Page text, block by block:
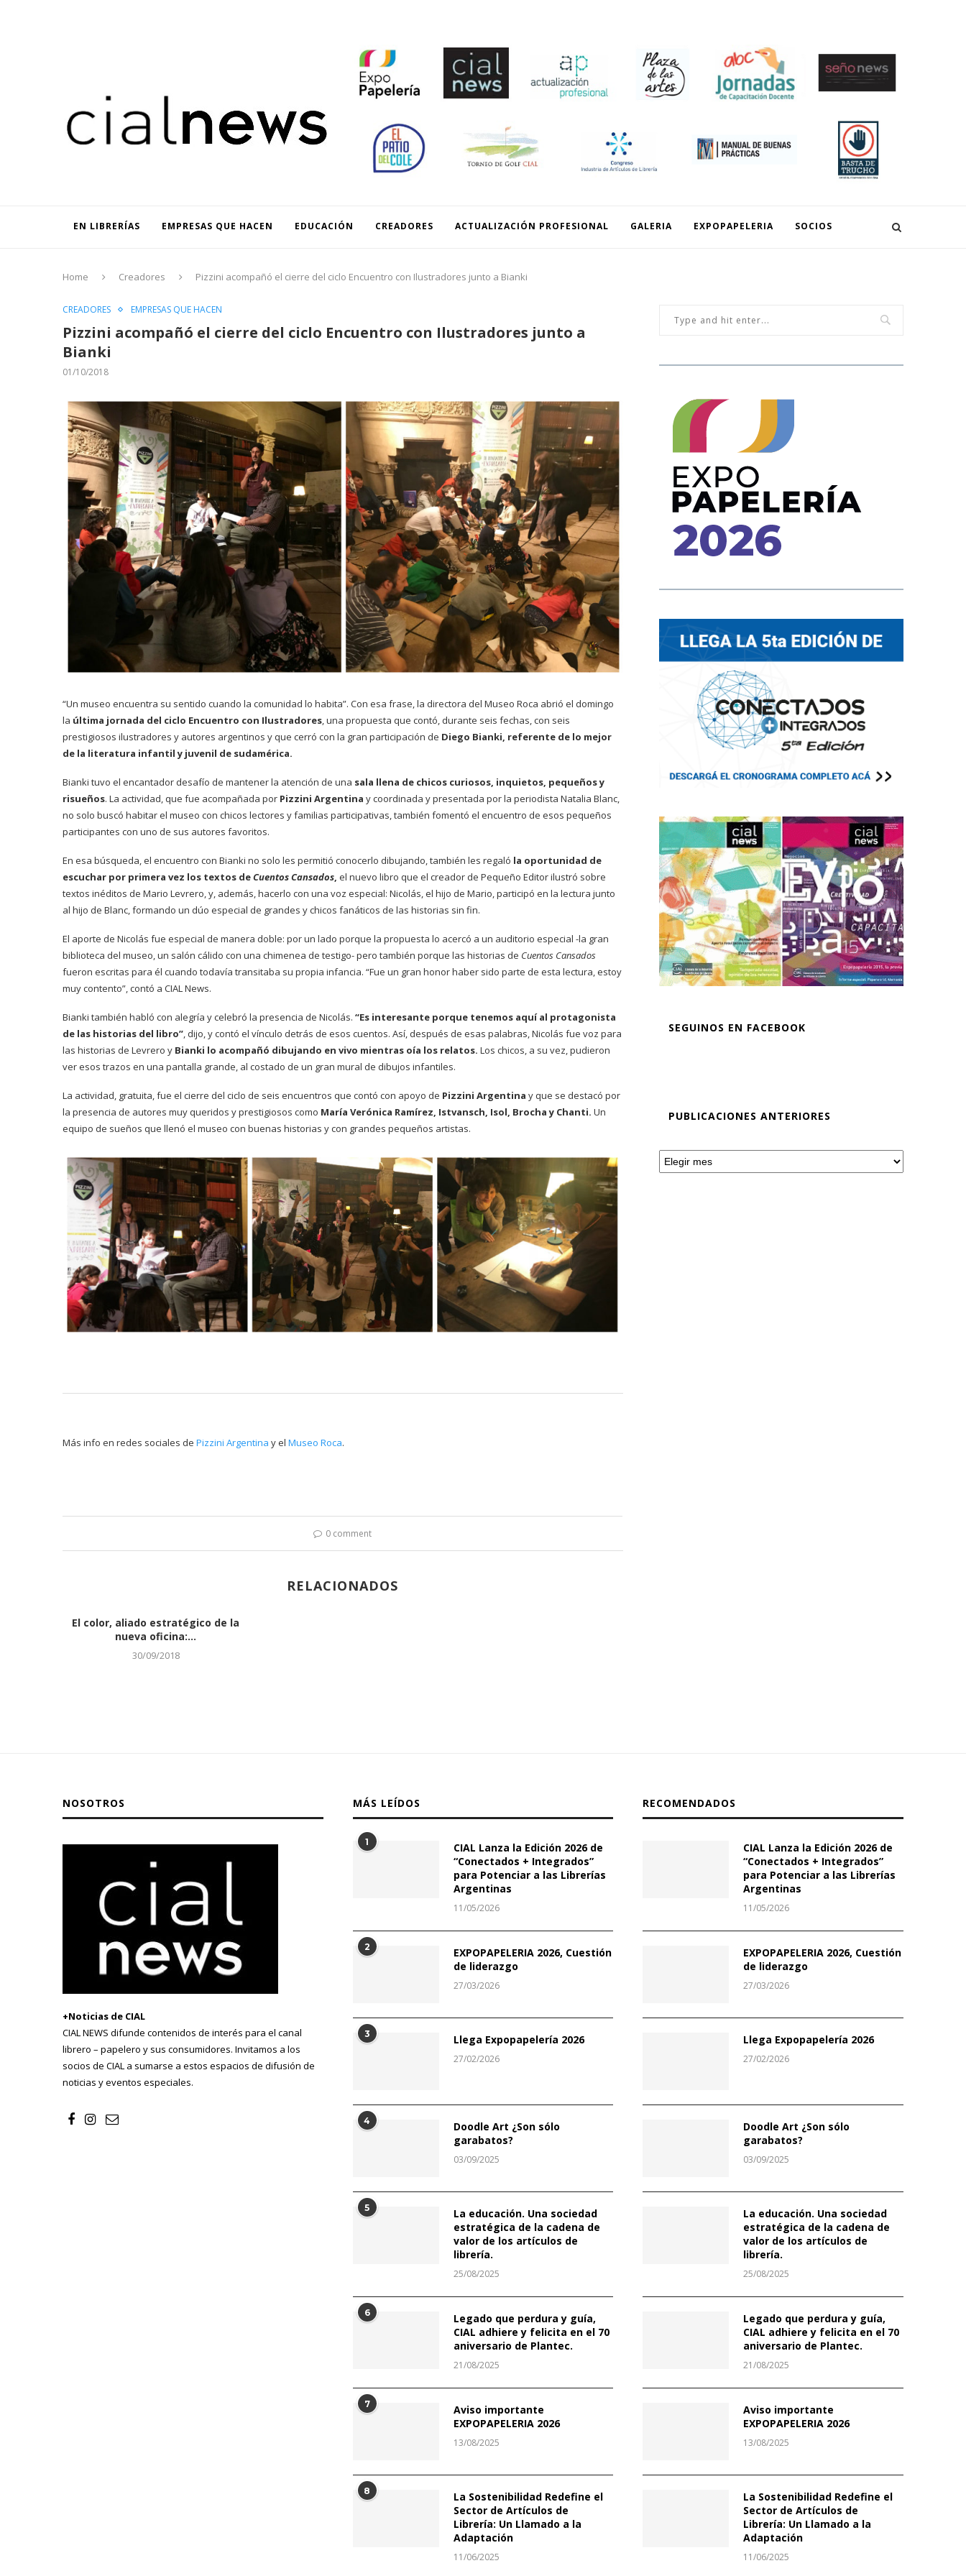
EN LIBRERÍAS EMPRESAS QUE HACEN EDUCACIÓN CREADORES ACTUALIZACIÓN PROFESIONAL GALERIA EXPOPAPELERIA SOCIOS
Home Creadores Pizzini acompañó el cierre del ciclo Encuentro con Ilustradores junto a Bianki
CREADORES EMPRESAS QUE HACEN
Pizzini acompañó el cierre del ciclo Encuentro con Ilustradores junto a
Bianki
01/10/2018
“Un museo encuentra su sentido cuando la comunidad lo habita”. Con esa frase, la directora del Museo Roca abrió el domingo
la última jornada del ciclo Encuentro con Ilustradores, una propuesta que contó, durante seis fechas, con seis
prestigiosos ilustradores y autores argentinos y que cerró con la gran participación de Diego Bianki, referente de lo mejor
de la literatura infantil y juvenil de sudamérica.
Bianki tuvo el encantador desafío de mantener la atención de una sala llena de chicos curiosos, inquietos, pequeños y
risueños. La actividad, que fue acompañada por Pizzini Argentina y coordinada y presentada por la periodista Natalia Blanc,
no solo buscó habitar el museo con chicos lectores y familias participativas, también fomentó el encuentro de esos pequeños
participantes con uno de sus autores favoritos.
En esa búsqueda, el encuentro con Bianki no solo les permitió conocerlo dibujando, también les regaló la oportunidad de
escuchar por primera vez los textos deCuentos Cansados, el nuevo libro que el creador de Pequeño Editor ilustró sobre
textos inéditos de Mario Levrero, y, además, hacerlo con una voz especial: Nicolás, el hijo de Mario, participó en la lectura junto
al hijo de Blanc, formando un dúo especial de grandes y chicos fanáticos de las historias sin fin.
El aporte de Nicolás fue especial de manera doble: por un lado porque la propuesta lo acercó a un auditorio especial -la gran
biblioteca del museo, un salón cálido con una chimenea de testigo- pero también porque las historias de Cuentos Cansados
fueron escritas para él cuando todavía transitaba su propia infancia. “Fue un gran honor haber sido parte de esta lectura, estoy
muy contento”, contó a CIAL News.
Bianki también habló con alegría y celebró la presencia de Nicolás. “Es interesante porque tenemos aquí al protagonista
de las historias del libro”, dijo, y contó el vínculo detrás de esos cuentos. Así, después de esas palabras, Nicolás fue voz para
las historias de Levrero y Bianki lo acompañó dibujando en vivo mientras oía los relatos. Los chicos, a su vez, pudieron
ver esos trazos en una pantalla grande, al costado de un gran mural de dibujos infantiles.
La actividad, gratuita, fue el cierre del ciclo de seis encuentros que contó con apoyo de Pizzini Argentina y que se destacó por
la presencia de autores muy queridos y prestigiosos como María Verónica Ramírez, Istvansch, Isol, Brocha y Chanti. Un
equipo de sueños que llenó el museo con buenas historias y con grandes pequeños artistas.
Más info en redes sociales de Pizzini Argentina y el Museo Roca.
0 comment
RELACIONADOS
El color, aliado estratégico de la
nueva oficina:...
30/09/2018
SEGUINOS EN FACEBOOK
PUBLICACIONES ANTERIORES
NOSOTROS
+Noticias de CIAL
CIAL NEWS difunde contenidos de interés para el canal
librero – papelero y sus consumidores. Invitamos a los
socios de CIAL a sumarse a estos espacios de difusión de
noticias y eventos especiales.
MÁS LEÍDOS
1
CIAL Lanza la Edición 2026 de
“Conectados + Integrados”
para Potenciar a las Librerías
Argentinas
11/05/2026
2
EXPOPAPELERIA 2026, Cuestión
de liderazgo
27/03/2026
3 Llega Expopapelería 2026
27/02/2026
4
Doodle Art ¿Son sólo
garabatos?
03/09/2025
5
La educación. Una sociedad
estratégica de la cadena de
valor de los artículos de
librería.
25/08/2025
6
Legado que perdura y guía,
CIAL adhiere y felicita en el 70
aniversario de Plantec.
21/08/2025
7
Aviso importante
EXPOPAPELERIA 2026
13/08/2025
8
La Sostenibilidad Redefine el
Sector de Artículos de
Librería: Un Llamado a la
Adaptación
11/06/2025
RECOMENDADOS
CIAL Lanza la Edición 2026 de
“Conectados + Integrados”
para Potenciar a las Librerías
Argentinas
11/05/2026
EXPOPAPELERIA 2026, Cuestión
de liderazgo
27/03/2026
Llega Expopapelería 2026
27/02/2026
Doodle Art ¿Son sólo
garabatos?
03/09/2025
La educación. Una sociedad
estratégica de la cadena de
valor de los artículos de
librería.
25/08/2025
Legado que perdura y guía,
CIAL adhiere y felicita en el 70
aniversario de Plantec.
21/08/2025
Aviso importante
EXPOPAPELERIA 2026
13/08/2025
La Sostenibilidad Redefine el
Sector de Artículos de
Librería: Un Llamado a la
Adaptación
11/06/2025